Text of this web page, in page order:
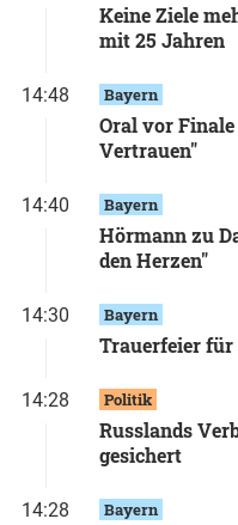
Keine Ziele
mit 25 Jahren
14:48 Bayern
Oral vor
Vertrauen"
14:40 Bayern
Hörmann zu
den Herzen"
14:30 Bayern
Trauerfeier für
14:28 Politik
Russlands
gesichert
14:28 Bayern